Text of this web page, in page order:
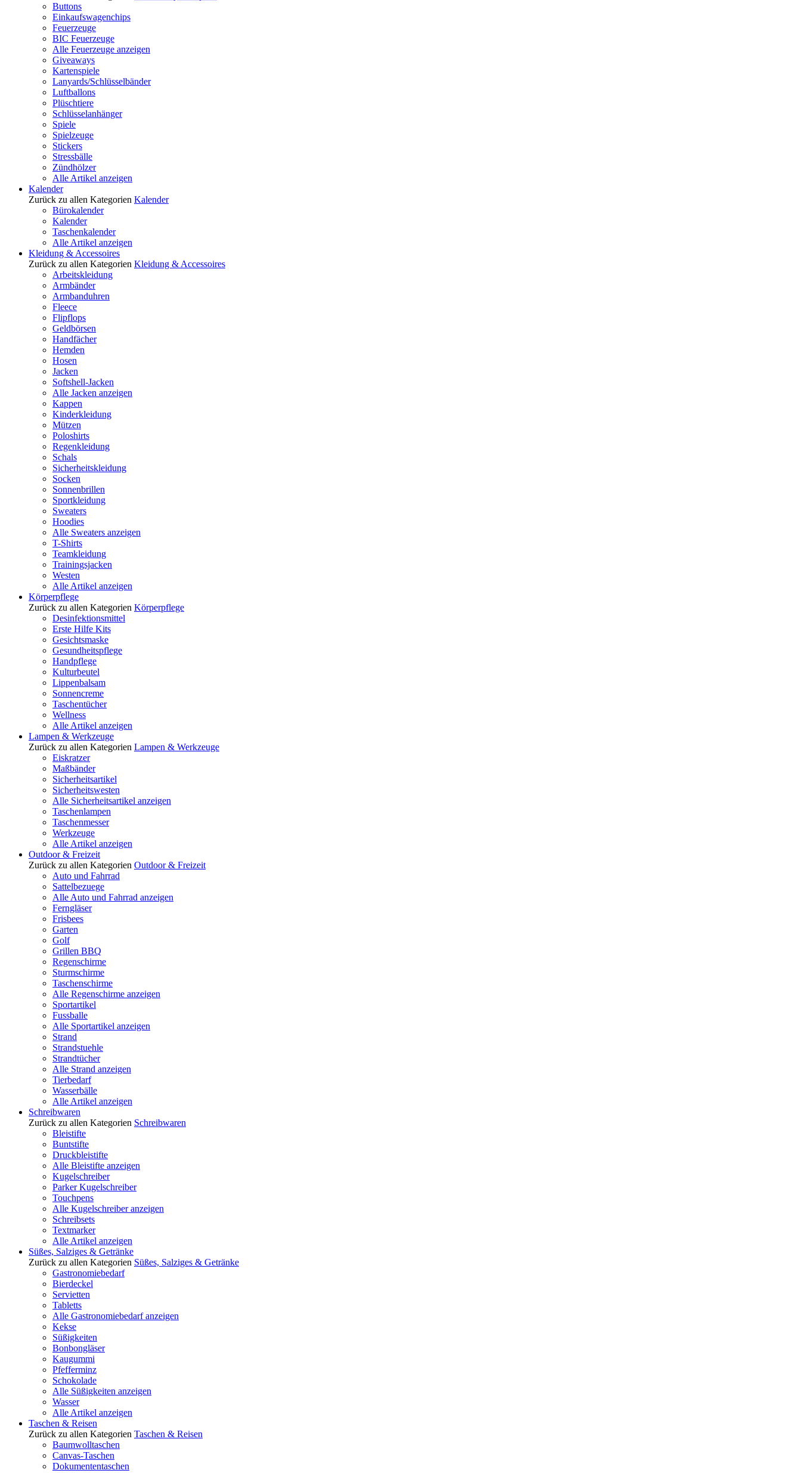
Buttons
Einkaufswagenchips
Feuerzeuge
BIC Feuerzeuge
Alle Feuerzeuge anzeigen
Giveaways
Kartenspiele
Lanyards/Schlüsselbänder
Luftballons
Plüschtiere
Schlüsselanhänger
Spiele
Spielzeuge
Stickers
Stressbälle
Zündhölzer
Alle Artikel anzeigen
Kalender
Zurück zu allen Kategorien Kalender
Bürokalender
Kalender
Taschenkalender
Alle Artikel anzeigen
Kleidung & Accessoires
Zurück zu allen Kategorien Kleidung & Accessoires
Arbeitskleidung
Armbänder
Armbanduhren
Fleece
Flipflops
Geldbörsen
Handfächer
Hemden
Hosen
Jacken
Softshell-Jacken
Alle Jacken anzeigen
Kappen
Kinderkleidung
Mützen
Poloshirts
Regenkleidung
Schals
Sicherheitskleidung
Socken
Sonnenbrillen
Sportkleidung
Sweaters
Hoodies
Alle Sweaters anzeigen
T-Shirts
Teamkleidung
Trainingsjacken
Westen
Alle Artikel anzeigen
Körperpflege
Zurück zu allen Kategorien Körperpflege
Desinfektionsmittel
Erste Hilfe Kits
Gesichtsmaske
Gesundheitspflege
Handpflege
Kulturbeutel
Lippenbalsam
Sonnencreme
Taschentücher
Wellness
Alle Artikel anzeigen
Lampen & Werkzeuge
Zurück zu allen Kategorien Lampen & Werkzeuge
Eiskratzer
Maßbänder
Sicherheitsartikel
Sicherheitswesten
Alle Sicherheitsartikel anzeigen
Taschenlampen
Taschenmesser
Werkzeuge
Alle Artikel anzeigen
Outdoor & Freizeit
Zurück zu allen Kategorien Outdoor & Freizeit
Auto und Fahrrad
Sattelbezuege
Alle Auto und Fahrrad anzeigen
Ferngläser
Frisbees
Garten
Golf
Grillen BBQ
Regenschirme
Sturmschirme
Taschenschirme
Alle Regenschirme anzeigen
Sportartikel
Fussballe
Alle Sportartikel anzeigen
Strand
Strandstuehle
Strandtücher
Alle Strand anzeigen
Tierbedarf
Wasserbälle
Alle Artikel anzeigen
Schreibwaren
Zurück zu allen Kategorien Schreibwaren
Bleistifte
Buntstifte
Druckbleistifte
Alle Bleistifte anzeigen
Kugelschreiber
Parker Kugelschreiber
Touchpens
Alle Kugelschreiber anzeigen
Schreibsets
Textmarker
Alle Artikel anzeigen
Süßes, Salziges & Getränke
Zurück zu allen Kategorien Süßes, Salziges & Getränke
Gastronomiebedarf
Bierdeckel
Servietten
Tabletts
Alle Gastronomiebedarf anzeigen
Kekse
Süßigkeiten
Bonbongläser
Kaugummi
Pfefferminz
Schokolade
Alle Süßigkeiten anzeigen
Wasser
Alle Artikel anzeigen
Taschen & Reisen
Zurück zu allen Kategorien Taschen & Reisen
Baumwolltaschen
Canvas-Taschen
Dokumententaschen